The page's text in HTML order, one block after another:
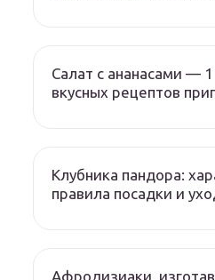
Салат с ананасами —
вкусных рецептов
Клубника пандора:
правила посадки и
Афродизиаки,